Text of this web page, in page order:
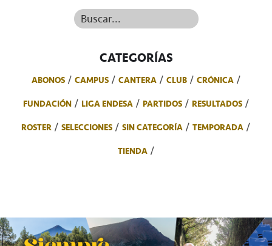
Buscar...
CATEGORÍAS
ABONOS CAMPUS CANTERA CLUB
CRÓNICA
FUNDACIÓN
LIGA ENDESA PARTIDOS
RESULTADOS
ROSTER
SELECCIONES SIN CATEGORÍA
TEMPORADA
TIENDA